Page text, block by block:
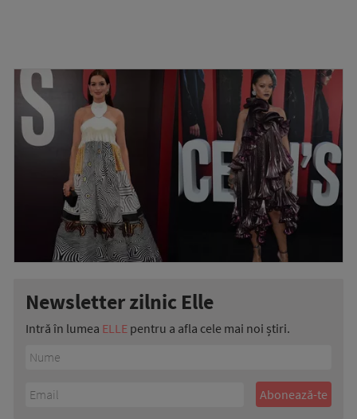
Newsletter zilnic Elle
Intră în lumea ELLE pentru a afla cele mai noi știri.